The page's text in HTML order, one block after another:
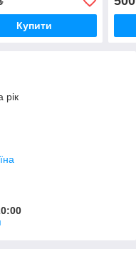
Купити
рік